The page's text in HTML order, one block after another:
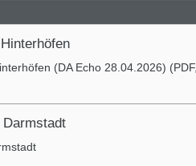
(DA Echo 28.04.2026) (PDF,